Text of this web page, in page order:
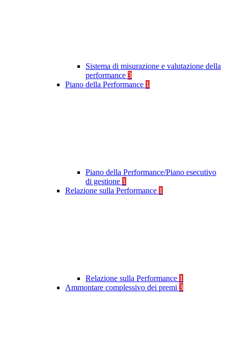
Sistema di misurazione e valutazione della
performance 3
Piano della Performance 1
Piano della Performance/Piano esecutivo
di gestione 1
Relazione sulla Performance 1
Relazione sulla Performance 1
Ammontare complessivo dei premi 3